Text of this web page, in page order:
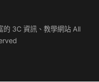
3C 資訊、教學網站 All